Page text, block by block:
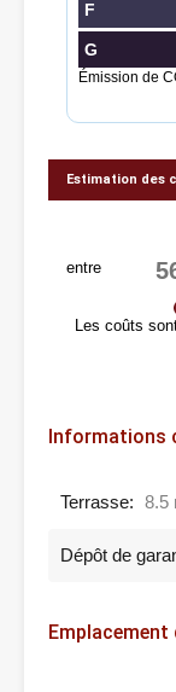
F
G
Émission de
Estimation des
entre
Les coûts
Informations
Terrasse: 8.5
Dépôt de
Emplacement